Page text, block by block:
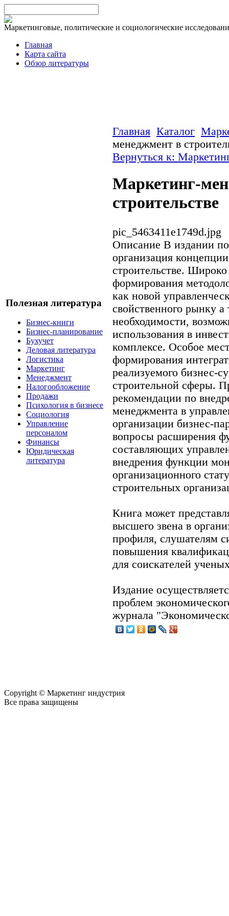
Маркетинговые, политические и социологические
Главная
Карта сайта
Обзор литературы
Полезная литература
Бизнес-книги
Бизнес-планирование
Бухучет
Деловая литература
Логистика
Маркетинг
Менеджмент
Налогообложение
Продажи
Психология в бизнесе
Социология
Управление
персоналом
Финансы
Юридическая
литература
Главная Каталог
менеджмент в
Вернуться к:
Маркетинг-
строительстве
pic_5463411e1749d.jpg
Описание В издании
организация
строительстве.
формирования
как новой
свойственного рынку а
необходимости,
использования в
комплексе. Особое
формирования
реализуемого бизнес-
строительной сферы.
рекомендации по
менеджмента в
организации бизнес-
вопросы расширения
составляющих
внедрения функции
организационного
строительных
Книга может
высшего звена в
профиля, слушателям
повышения
для соискателей
Издание
проблем
журнала
Copyright © Маркетинг индустрия
Все права защищены